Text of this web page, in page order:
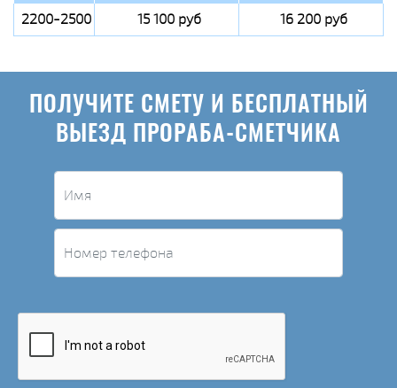
2200-2500 15 100 руб 16 200 руб
ПОЛУЧИТЕ СМЕТУ И БЕСПЛАТНЫЙ
ВЫЕЗД ПРОРАБА-СМЕТЧИКА